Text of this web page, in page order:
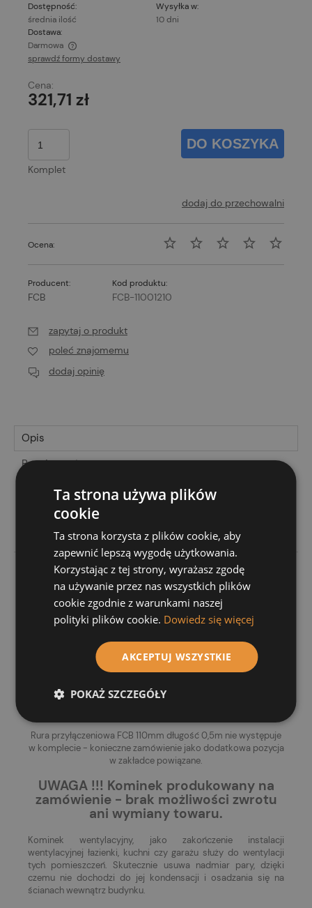
Dostępność:
średnia ilość
Wysyłka w:
10 dni
Dostawa:
Darmowa
Cena nie zawiera ewentualnych kosztów płatności
sprawdź formy dostawy
Cena:
321,71 zł
Komplet
DO KOSZYKA
dodaj do przechowalni
Ocena:
Producent:
FCB
Kod produktu:
FCB-11001210
zapytaj o produkt
poleć znajomemu
dodaj opinię
Opis
Bezpieczeństwo
Koszty dostawy
Cena nie zawiera ewentualnych kosztów płatności
Produkty powiązane
Opinie o produkcie (0)
Kominek ceramiczny FCB fi110
odpowietrzający do dachówki
BOGEN Innovo 10
Kominek występuje pod kątem 90 stopni.
Wewnętrzna średnica 100mm, pasuje do dachówki
Rura przyłączeniowa FCB 110mm długość 0,5m nie występuje
w komplecie - konieczne zamówienie jako dodatkowa pozycja
w zakładce powiązane.
UWAGA !!! Kominek produkowany na
zamówienie - brak możliwości zwrotu
ani wymiany towaru.
Kominek wentylacyjny, jako zakończenie instalacji
wentylacyjnej łazienki, kuchni czy garażu służy do wentylacji
tych pomieszczeń. Skutecznie usuwa nadmiar pary, dzięki
czemu nie dochodzi do jej kondensacji i osadzania się na
ścianach wewnątrz budynku.
Ta strona używa plików
cookie
Ta strona korzysta z plików cookie, aby
zapewnić lepszą wygodę użytkowania.
Korzystając z tej strony, wyrażasz zgodę
na używanie przez nas wszystkich plików
cookie zgodnie z warunkami naszej
polityki plików cookie. Dowiedz się więcej
AKCEPTUJ WSZYSTKIE
POKAŻ SZCZEGÓŁY